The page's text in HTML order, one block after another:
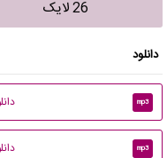
26 لایک
دانلود
mp3
mp3